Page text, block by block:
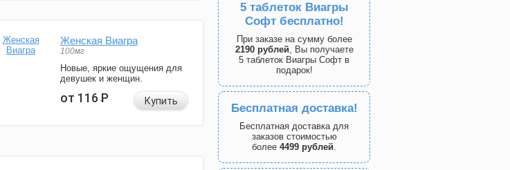
Женская Виагра
100мг
Новые, яркие ощущения для
девушек и женщин.
от 116Р Купить
5 таблеток Виагры
Софт бесплатно!
При заказе на сумму более
2190 рублей, Вы получаете
5 таблеток Виагры Софт в
подарок!
Бесплатная доставка!
Бесплатная доставка для
заказов стоимостью
более 4499 рублей.